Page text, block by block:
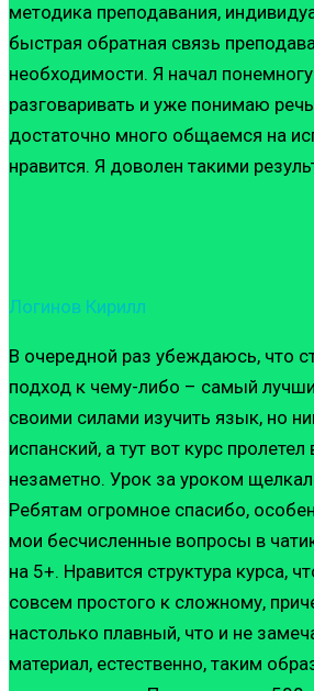
методика преподавания,
быстрая обратная связь
необходимости. Я начал
разговаривать и уже понимаю
достаточно много общаемся на
нравится. Я доволен такими
Логинов Кирилл
В очередной раз убеждаюсь, что
подход к чему-либо – самый
своими силами изучить язык, но
испанский, а тут вот курс
незаметно. Урок за уроком
Ребятам огромное спасибо,
мои бесчисленные вопросы в
на 5+. Нравится структура курса,
совсем простого к сложному,
настолько плавный, что и не
материал, естественно, таким